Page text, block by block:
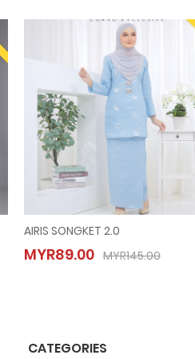
AIRIS SONGKET 2.0
MYR89.00 MYR145.00
AIRIS SONGKET 2.0
MYR89.00
MYR145.00
CATEGORIES